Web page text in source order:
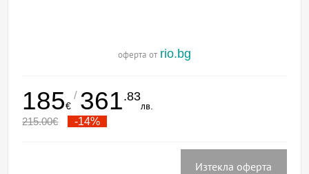
оферта от rio.bg
185€
/ 361.83
лв.
215.00€ -14%
Изтекла оферта